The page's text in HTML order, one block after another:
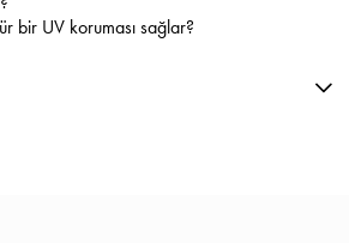
bir UV koruması sağlar?